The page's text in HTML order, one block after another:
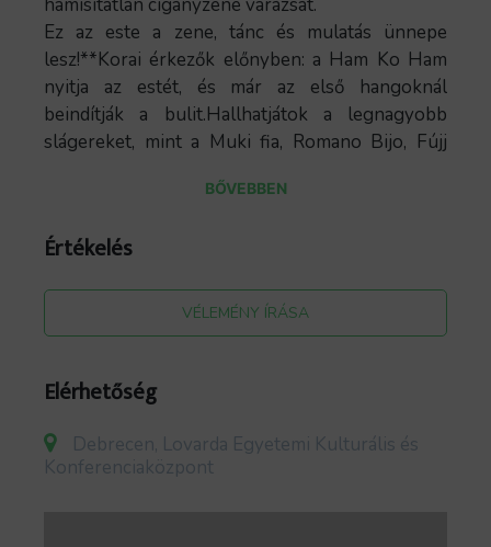
hamisítatlan cigányzene varázsát.
Ez az este a zene, tánc és mulatás ünnepe
lesz!**Korai érkezők előnyben: a Ham Ko Ham
nyitja az estét, és már az első hangoknál
beindítják a bulit.Hallhatjátok a legnagyobb
slágereket, mint a Muki fia, Romano Bijo, Fújj
kedvencet, köztük új dalokat is, mindezt őszinte,
BŐVEBBEN
Értékelés
VÉLEMÉNY ÍRÁSA
Elérhetőség
Debrecen, Lovarda Egyetemi Kulturális és
Konferenciaközpont